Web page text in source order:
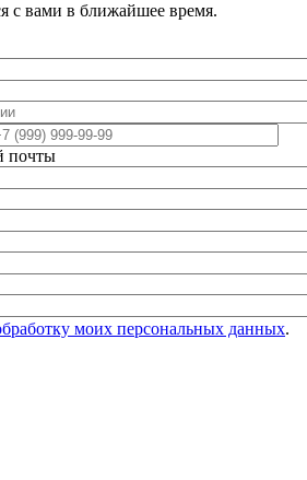
с вами в ближайшее время.
почты
моих персональных данных.